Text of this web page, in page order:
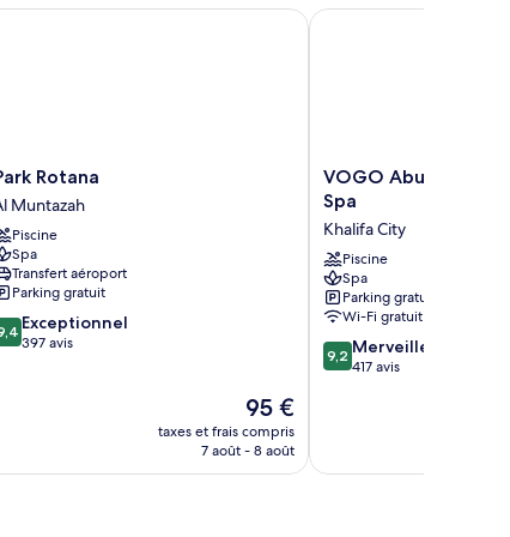
Rotana
Muntazah
Piscine
Spa
Transfert aéroport
Parking gratuit
Exceptionnel
397 avis
Le
nouveau
prix
95 €
taxes et frais compris
7 août - 8 août
Rotana
VOGO
Abu
Dhabi
Golf
Resort
&
Spa
Khalifa
City
VOGO Abu Dhabi
Spa
Khalifa City
Piscine
Spa
Parking gratuit
Wi-Fi gratuit
9.2
sur
9,2 Merveilleux
417 avis
VOGO Abu Dhabi Golf